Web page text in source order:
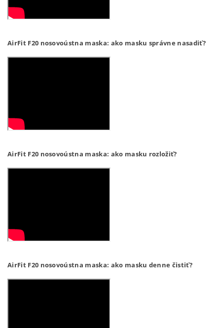
AirFit F20 nosovoústna maska: ako masku správne nasadiť?
AirFit F20 nosovoústna maska: ako masku rozložiť?
AirFit F20 nosovoústna maska: ako masku denne čistiť?